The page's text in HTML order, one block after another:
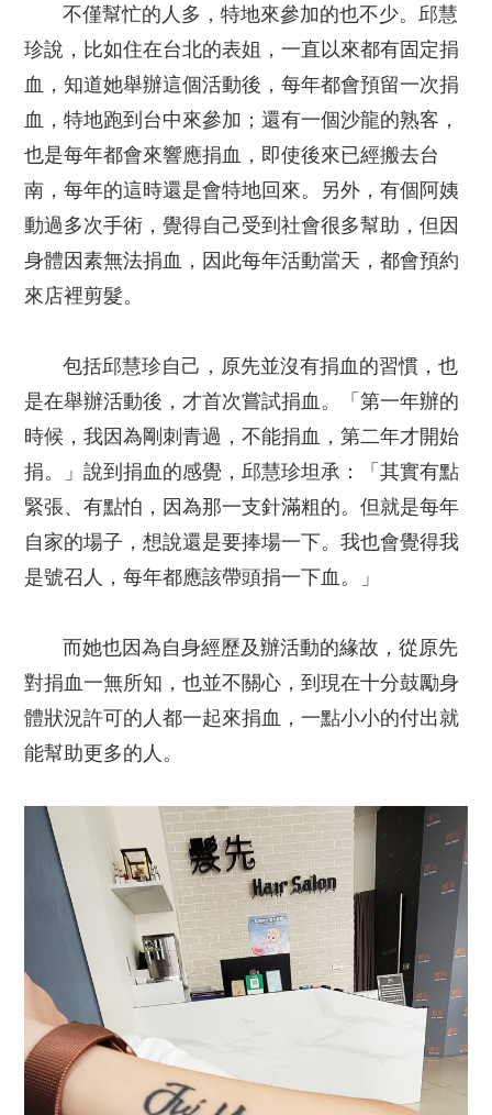
不僅幫忙的人多，特地來參加的也不少。邱慧
珍說，比如住在台北的表姐，一直以來都有固定捐
血，知道她舉辦這個活動後，每年都會預留一次捐
血，特地跑到台中來參加；還有一個沙龍的熟客，
也是每年都會來響應捐血，即使後來已經搬去台
南，每年的這時還是會特地回來。另外，有個阿姨
動過多次手術，覺得自己受到社會很多幫助，但因
身體因素無法捐血，因此每年活動當天，都會預約
來店裡剪髮。
包括邱慧珍自己，原先並沒有捐血的習慣，也
是在舉辦活動後，才首次嘗試捐血。「第一年辦的
時候，我因為剛刺青過，不能捐血，第二年才開始
捐。」說到捐血的感覺，邱慧珍坦承：「其實有點
緊張、有點怕，因為那一支針滿粗的。但就是每年
自家的場子，想說還是要捧場一下。我也會覺得我
是號召人，每年都應該帶頭捐一下血。」
而她也因為自身經歷及辦活動的緣故，從原先
對捐血一無所知，也並不關心，到現在十分鼓勵身
體狀況許可的人都一起來捐血，一點小小的付出就
能幫助更多的人。